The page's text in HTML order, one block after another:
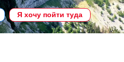
Я хочу пойти туда